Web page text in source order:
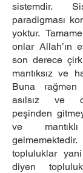
sistemdir.
paradigması
yoktur.
onlar Allah’ın
son derece
mantıksız ve
Buna rağmen
asılsız ve
peşinden
ve
topluluklar
diyen